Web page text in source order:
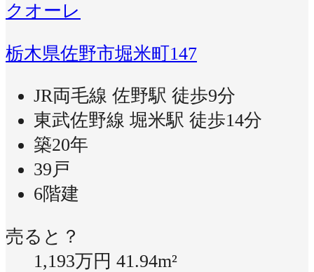
クオーレ
栃木県佐野市堀米町147
JR両毛線 佐野駅 徒歩9分
東武佐野線 堀米駅 徒歩14分
築20年
39戸
6階建
売ると？
1,193万円 41.94m²